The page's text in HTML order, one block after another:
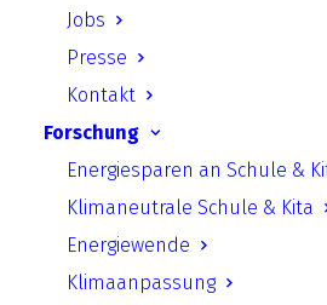
Jobs
Presse
Kontakt
Forschung
Energiesparen an Schule &
Klimaneutrale Schule & Kita
Energiewende
Klimaanpassung
Darstellung von
Krisengewässern
Deutschland